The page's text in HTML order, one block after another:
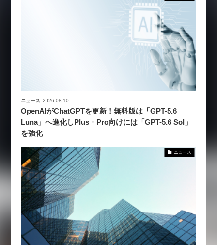
ニュース 2026.08.10
OpenAIがChatGPTを更新！無料版は「GPT-5.6
Luna」へ進化しPlus・Pro向けには「GPT-5.6 Sol」
を強化
ニュース